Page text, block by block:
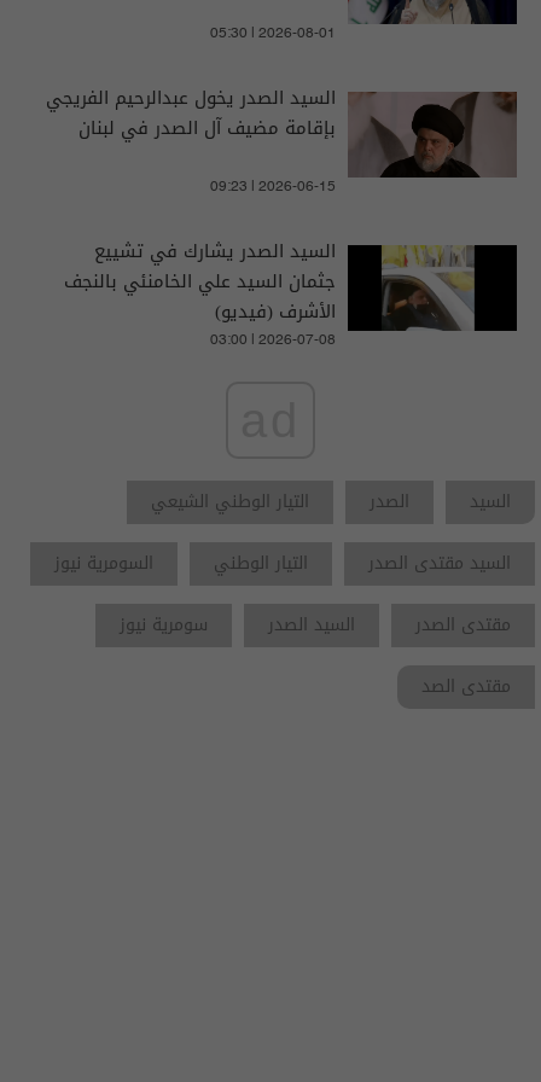
05:30 | 2026-08-01
السيد الصدر يخول عبدالرحيم الفريجي
بإقامة مضيف آل الصدر في لبنان
09:23 | 2026-06-15
السيد الصدر يشارك في تشييع
جثمان السيد علي الخامنئي بالنجف
الأشرف (فيديو)
03:00 | 2026-07-08
السيد الصدر
التيار الوطني الشيعي
السيد مقتدى الصدر
التيار الوطني
السومرية نيوز
مقتدى الصدر
السيد الصدر
سومرية نيوز
مقتدى الصد